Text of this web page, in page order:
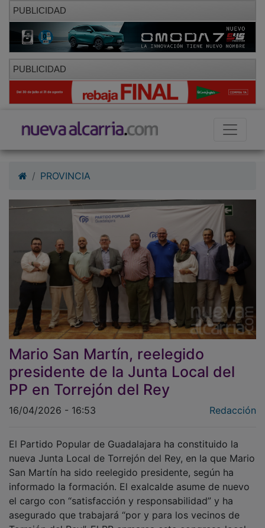
PUBLICIDAD
PUBLICIDAD
Mario San Martín, reelegido
presidente de la Junta Local del
PP en Torrejón del Rey
16/04/2026 - 16:53
nueva Junta Local de Torrejón del Rey, en la que Mario
San Martín ha sido reelegido presidente, según ha
informado la formación. El exalcalde asume de nuevo
el cargo con “satisfacción y responsabilidad” y ha
asegurado que trabajará “por y para los vecinos de
Torrejón del Rey”. El PP enmarca este congreso local